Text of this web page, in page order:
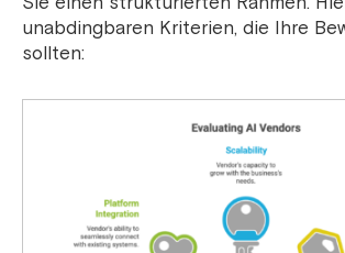
unabdingbaren Kriterien, die Ihre
sollten: